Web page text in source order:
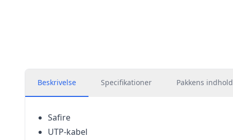
Beskrivelse Specifikationer Pakkens indhold
Safire
UTP-kabel